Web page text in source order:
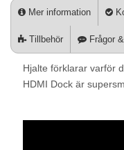
Mer information
Tillbehör Frågor
Hjalte förklarar varför
HDMI Dock är